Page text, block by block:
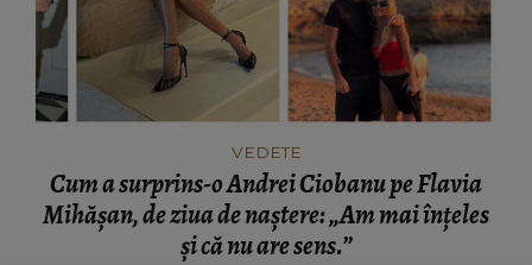
VEDETE
Cum a surprins-o Andrei Ciobanu pe Flavia
Mihășan, de ziua de naștere: „Am mai înțeles
și că nu are sens.”